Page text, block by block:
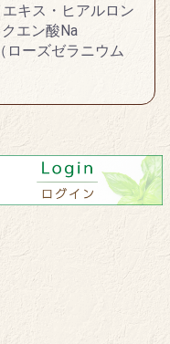
キス・ヒアルロン
エン酸Na
ローズゼラニウム